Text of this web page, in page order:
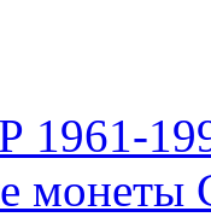
1961-
монеты